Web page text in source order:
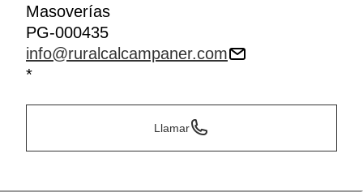
Masoverías
PG-000435
info@ruralcalcampaner.com
*
Llamar